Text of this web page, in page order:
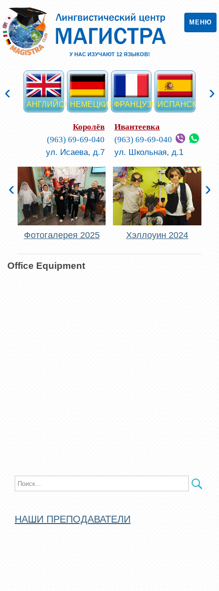
МЕНЮ
У НАС ИЗУЧАЮТ 12ЯЗЫКОВ!
АНГЛИЙСКИЙНЕМЕЦКИЙФРАНЦУЗСКИЙИСПАНСКИЙ
‹ ›
Королёв
(963) 69-69-040
ул. Исаева, д.7
Ивантеевка
(963) 69-69-040
ул. Школьная, д.1
Фотогалерея 2025 Хэллоуин 2024
‹ ›
Office Equipment
НАШИ ПРЕПОДАВАТЕЛИ